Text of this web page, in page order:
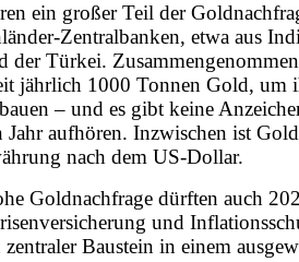
ein großer Teil der
Zentralbanken, etwa aus
der Türkei.
jährlich 1000 Tonnen Gold, um
– und es gibt keine
aufhören. Inzwischen ist
nach dem US-Dollar.
Goldnachfrage dürften auch
und
Baustein in einem